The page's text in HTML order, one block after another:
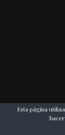
Esta página